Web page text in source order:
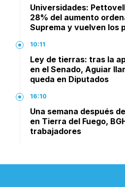
Universidades:
28% del aumento
Suprema y vuelven los
10:11
Ley de tierras: tras la
en el Senado, Aguiar
queda en Diputados
16:10
Una semana después
en Tierra del Fuego,
trabajadores